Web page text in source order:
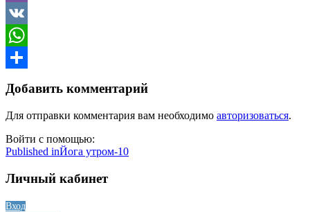
Viber
VK
WhatsApp
Добавить комментарий
Для отправки комментария вам необходимо авторизоваться.
Войти с помощью:
Навигация
по
Published inЙога утром-10
Личный кабинет
Вход